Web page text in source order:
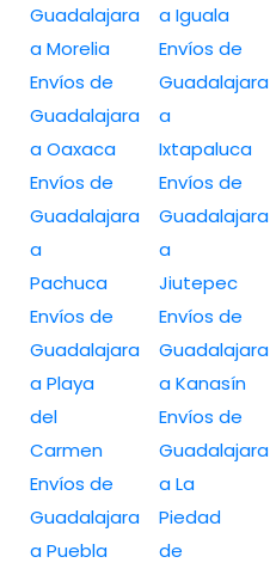
Guadalajara
a Morelia
Envíos de
Guadalajara
a Oaxaca
Envíos de
Guadalajara
a
Pachuca
Envíos de
Guadalajara
a Playa
del
Carmen
Envíos de
Guadalajara
a Puebla
a Iguala
Envíos de
Guadalajara
a
Ixtapaluca
Envíos de
Guadalajara
a
Jiutepec
Envíos de
Guadalajara
a Kanasín
Envíos de
Guadalajara
a La
Piedad
de